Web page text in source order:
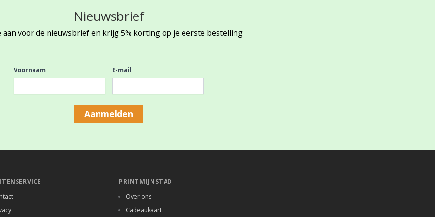
Nieuwsbrief
aan voor de nieuwsbrief en krijg 5% korting op je eerste bestelling
Voornaam E-mail
Aanmelden
PRINTMIJNSTAD
Over ons
Cadeaukaart